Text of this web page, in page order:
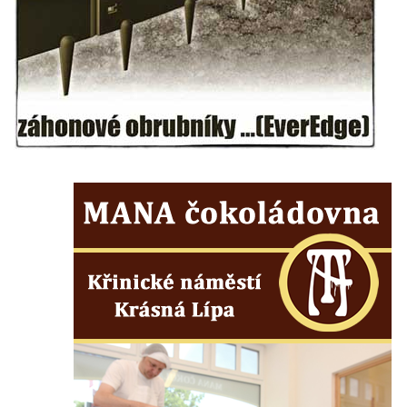
Mikulášovicích
Wäberův kříž v zahradě domu čp. 184 v
Mikulášovicích
Kříž na louce v horních Mikulášovicích
Posteltův kříž naproti domu ev.č. 29 v
Mikulášovicích
Mikulášovicích
objektu v Mikulášovicích
Kříž u silnice východně od Mikulášovic
Meyerův kříž východně od Mikulášovic
Kříž u rozcestí k větrnému mlýnu Světlík v
Horním Podluží
Kříž u domu čp. 1016 v Mikulášovicích